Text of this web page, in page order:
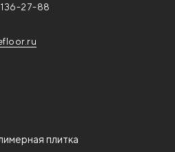
27-88
плитка